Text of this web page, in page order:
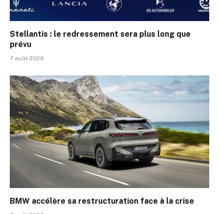
Stellantis : le redressement sera plus long que
prévu
7 août 2026
BMW accélère sa restructuration face à la crise